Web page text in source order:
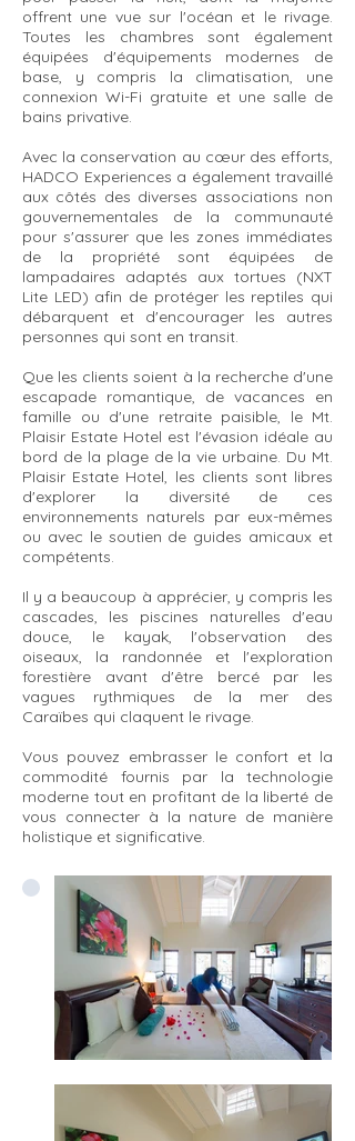
offrent une vue sur l'océan et le rivage.
Toutes les chambres sont également
équipées d'équipements modernes de
base, y compris la climatisation, une
connexion Wi-Fi gratuite et une salle de
bains privative.
Avec la conservation au cœur des efforts,
HADCO Experiences a également travaillé
aux côtés des diverses associations non
gouvernementales de la communauté
pour s'assurer que les zones immédiates
de la propriété sont équipées de
lampadaires adaptés aux tortues (NXT
Lite LED) afin de protéger les reptiles qui
débarquent et d'encourager les autres
personnes qui sont en transit.
Que les clients soient à la recherche d'une
escapade romantique, de vacances en
famille ou d'une retraite paisible, le Mt.
Plaisir Estate Hotel est l'évasion idéale au
bord de la plage de la vie urbaine. Du Mt.
Plaisir Estate Hotel, les clients sont libres
d'explorer la diversité de ces
environnements naturels par eux-mêmes
ou avec le soutien de guides amicaux et
compétents.
Il y a beaucoup à apprécier, y compris les
cascades, les piscines naturelles d'eau
douce, le kayak, l'observation des
oiseaux, la randonnée et l'exploration
forestière avant d'être bercé par les
vagues rythmiques de la mer des
Caraïbes qui claquent le rivage.
Vous pouvez embrasser le confort et la
commodité fournis par la technologie
moderne tout en profitant de la liberté de
vous connecter à la nature de manière
holistique et significative.